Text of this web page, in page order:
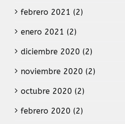
febrero 2021 (2)
enero 2021 (2)
diciembre 2020 (2)
noviembre 2020 (2)
octubre 2020 (2)
febrero 2020 (2)